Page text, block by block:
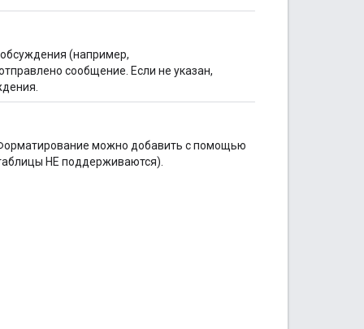
(например,
сообщение. Если не указан,
можно добавить с помощью
НЕ поддерживаются).